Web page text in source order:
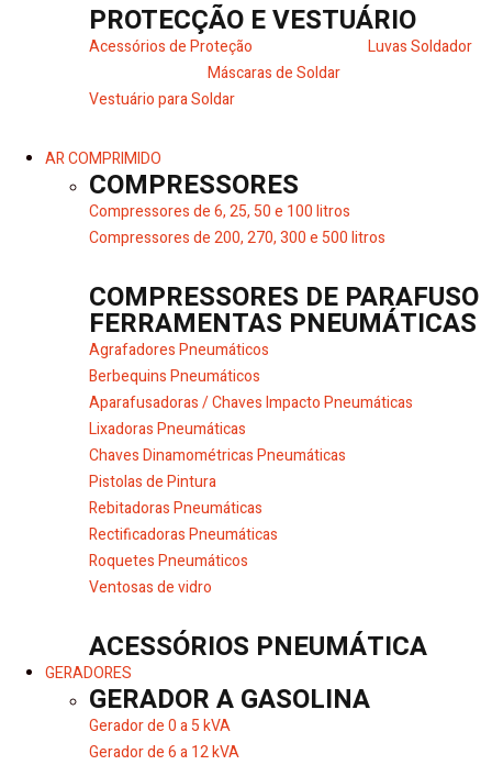
PROTECÇÃO E VESTUÁRIO
Acessórios de Proteção
Luvas Soldador
Máscaras de Soldar
Vestuário para Soldar
AR COMPRIMIDO
COMPRESSORES
Compressores de 6, 25, 50 e 100 litros
Compressores de 200, 270, 300 e 500 litros
COMPRESSORES DE PARAFUSO
FERRAMENTAS PNEUMÁTICAS
Agrafadores Pneumáticos
Berbequins Pneumáticos
Aparafusadoras / Chaves Impacto Pneumáticas
Lixadoras Pneumáticas
Chaves Dinamométricas Pneumáticas
Pistolas de Pintura
Rebitadoras Pneumáticas
Rectificadoras Pneumáticas
Roquetes Pneumáticos
Ventosas de vidro
ACESSÓRIOS PNEUMÁTICA
GERADORES
GERADOR A GASOLINA
Gerador de 0 a 5 kVA
Gerador de 6 a 12 kVA